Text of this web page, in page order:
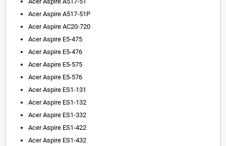
Acer Aspire A517-51P
Acer Aspire AC20-720
Acer Aspire E5-475
Acer Aspire E5-476
Acer Aspire E5-575
Acer Aspire E5-576
Acer Aspire ES1-131
Acer Aspire ES1-132
Acer Aspire ES1-332
Acer Aspire ES1-422
Acer Aspire ES1-432